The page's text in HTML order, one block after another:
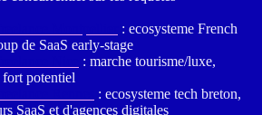
: ecosysteme French
de SaaS early-stage
: marche tourisme/luxe,
fort potentiel
: ecosysteme tech breton,
SaaS et d'agences digitales